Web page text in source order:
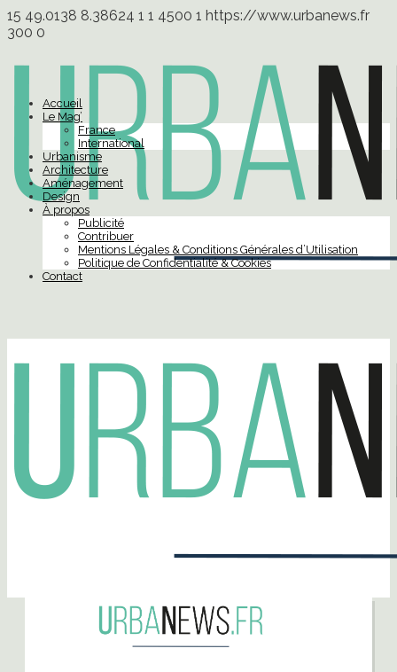
15 49.0138 8.38624 1 1 4500 1 https://www.urbanews.fr
300 0
Accueil
Le Mag’
France
International
Urbanisme
Architecture
Aménagement
Design
À propos
Publicité
Contribuer
Mentions Légales & Conditions Générales d’Utilisation
Politique de Confidentialité & Cookies
Contact